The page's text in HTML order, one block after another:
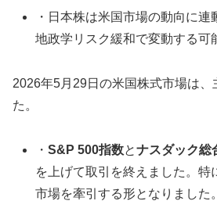
・日本株は米国市場の動向に
地政学リスク緩和で変動する可
2026年5月29日の米国株式市場は、
た。
・S&P 500指数とナスダック総
を上げて取引を終えました。特
市場を牽引する形となりました。